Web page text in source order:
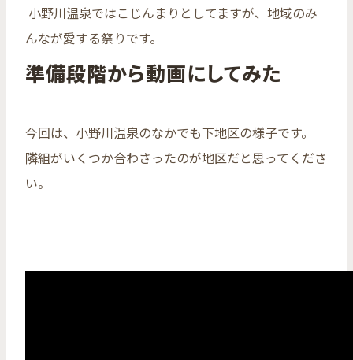
小野川温泉ではこじんまりとしてますが、地域のみ
んなが愛する祭りです。
準備段階から動画にしてみた
今回は、小野川温泉のなかでも下地区の様子です。
隣組がいくつか合わさったのが地区だと思ってくださ
い。